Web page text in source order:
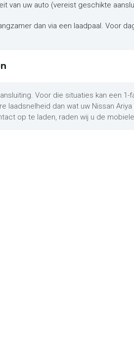
van uw auto (vereist geschikte
dan via een laadpaal. Voor
Voor die situaties kan een
dan wat uw Nissan Ariya
op te laden, raden wij u de